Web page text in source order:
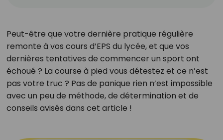
Peut-être que votre dernière pratique régulière
remonte à vos cours d’EPS du lycée, et que vos
dernières tentatives de commencer un sport ont
échoué ? La course à pied vous détestez et ce n’est
pas votre truc ? Pas de panique rien n’est impossible
avec un peu de méthode, de détermination et de
conseils avisés dans cet article !